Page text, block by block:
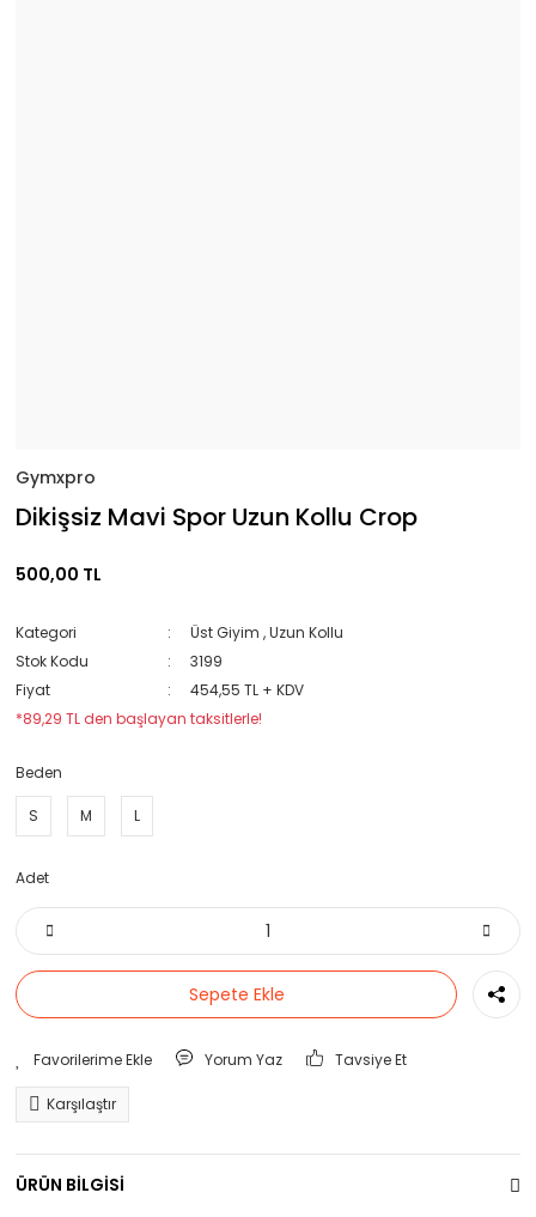
Gymxpro
Dikişsiz Mavi Spor Uzun Kollu Crop
500,00 TL
Kategori Üst Giyim ,Uzun Kollu
Stok Kodu
3199
Fiyat
454,55 TL + KDV
*89,29 TL den başlayan taksitlerle!
Beden
S M L
Adet
Sepete Ekle
Yorum Yaz Tavsiye Et
Karşılaştır
ÜRÜN BİLGİSİ